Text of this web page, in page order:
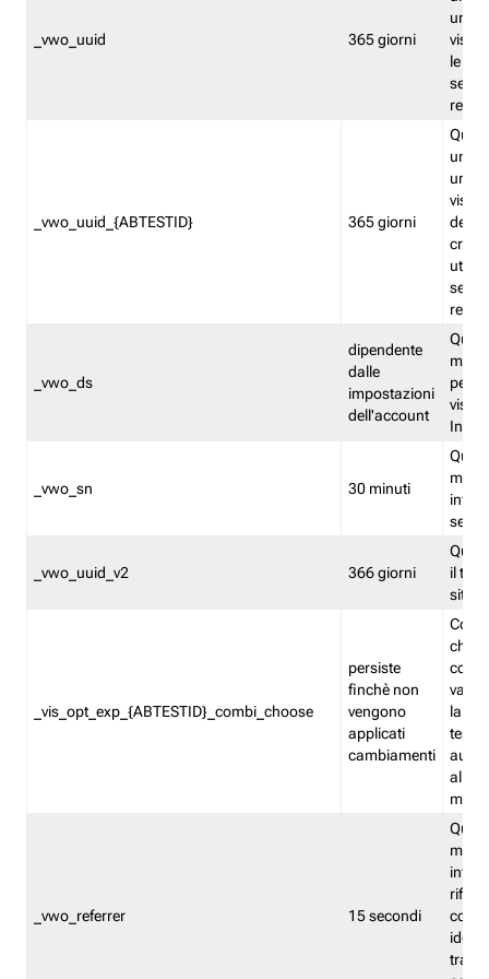
_vwo_uuid 365 giorni
le
_vwo_uuid_{ABTESTID} 365 giorni
un
del
_vwo_ds
dipendente
dalle
impostazioni
dell'account
_vwo_sn 30 minuti
_vwo_uuid_v2 366 giorni
il
sito
_vis_opt_exp_{ABTESTID}_combi_choose
persiste
finchè non
vengono
applicati
cambiamenti
che
la
test.
_vwo_referrer 15 secondi